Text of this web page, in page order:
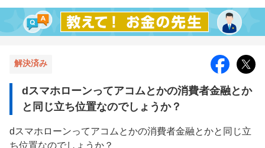
解決済み
dスマホローンってアコムとかの消費者金融とか
と同じ立ち位置なのでしょうか？
dスマホローンってアコムとかの消費者金融とかと同じ立
ち位置なのでしょうか？